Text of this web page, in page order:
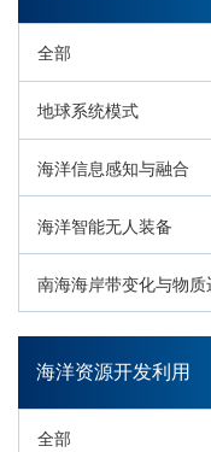
全部
地球系统模式
海洋信息感知与融合
海洋智能无人装备
南海海岸带变化与物质
环南海地质过程与灾害
海洋资源开发利用
全部